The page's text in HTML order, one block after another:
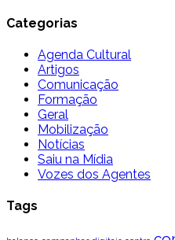
Categorias
Agenda Cultural
Artigos
Comunicação
Formação
Geral
Mobilização
Notícias
Saiu na Mídia
Vozes dos Agentes
Tags